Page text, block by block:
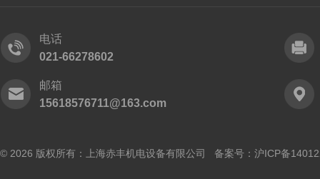
电话
021-66278602
邮箱
15618576711@163.com
© 2026 版权所有：上海赤丰机电设备有限公司 备案号： 沪ICP备